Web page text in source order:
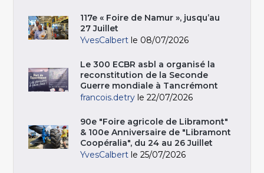
117e « Foire de Namur », jusqu’au
27 Juillet
YvesCalbert le 08/07/2026
Le 300 ECBR asbl a organisé la
reconstitution de la Seconde
Guerre mondiale à Tancrémont
francois.detry le 22/07/2026
90e "Foire agricole de Libramont"
& 100e Anniversaire de "Libramont
Coopéralia", du 24 au 26 Juillet
YvesCalbert le 25/07/2026